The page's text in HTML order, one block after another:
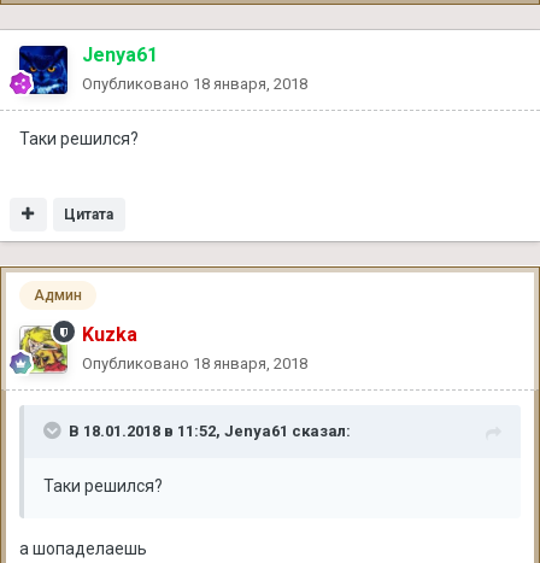
Jenya61
Опубликовано 18 января, 2018
Таки решился?
Цитата
Админ
Kuzka
Опубликовано 18 января, 2018
В 18.01.2018 в 11:52, Jenya61 сказал:
Таки решился?
а шопаделаешь